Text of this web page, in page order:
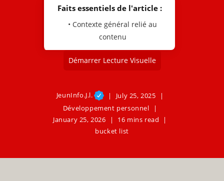
Faits essentiels de l'article :
• Contexte général relié au
contenu
Démarrer Lecture Visuelle
JeunInfo.J.l.
July 25, 2025
Développement personnel
January 25, 2026
16 mins read
bucket list